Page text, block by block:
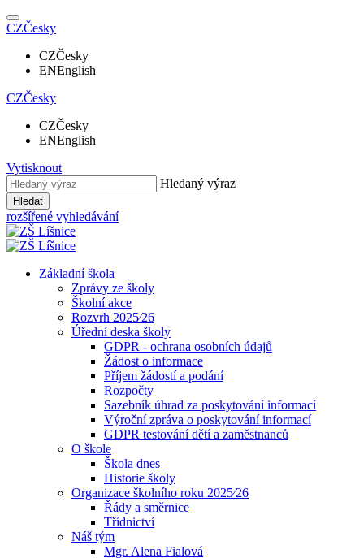
CZČesky
CZČesky
ENEnglish
CZČesky
CZČesky
ENEnglish
Vytisknout
Hledaný výraz
Hledat
rozšířené vyhledávání
Základní škola
Zprávy ze školy
Školní akce
Rozvrh 2025⁄26
Úřední deska školy
GDPR - ochrana osobních údajů
Žádost o informace
Příjem žádostí a podání
Rozpočty
Sazebník úhrad za poskytování informací
Výroční zpráva o poskytování informací
GDPR testování dětí a zaměstnanců
O škole
Škola dnes
Historie školy
Organizace školního roku 2025⁄26
Řády a směrnice
Třídnictví
Náš tým
Mgr. Alena Fialová